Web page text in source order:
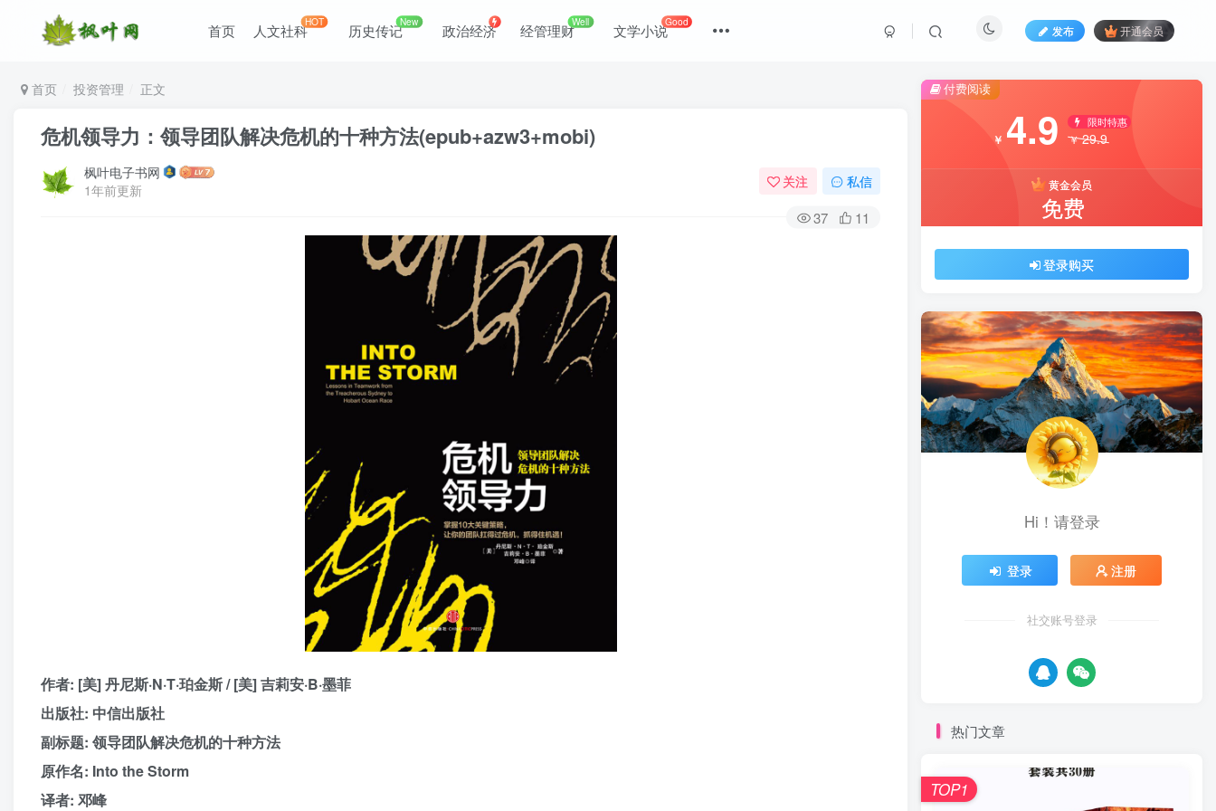
首页 人文社科HOT 历史传记New 政治经济 经管理财Well 文学小说Good
发布 开通会员
首页 投资管理 正文
危机领导力：领导团队解决危机的十种方法(epub+azw3+mobi)
枫叶电子书网
1年前更新
关注 私信
37 11
作者: [美] 丹尼斯·N·T·珀金斯 / [美] 吉莉安·B·墨菲
出版社: 中信出版社
副标题: 领导团队解决危机的十种方法
原作名: Into the Storm
译者: 邓峰
付费阅读
￥ 4.9 限时特惠
￥29.9
黄金会员
免费
登录购买
Hi！请登录
登录 注册
社交账号登录
热门文章
TOP1
登录
没有账号？立即注册
登录密码
记住登录